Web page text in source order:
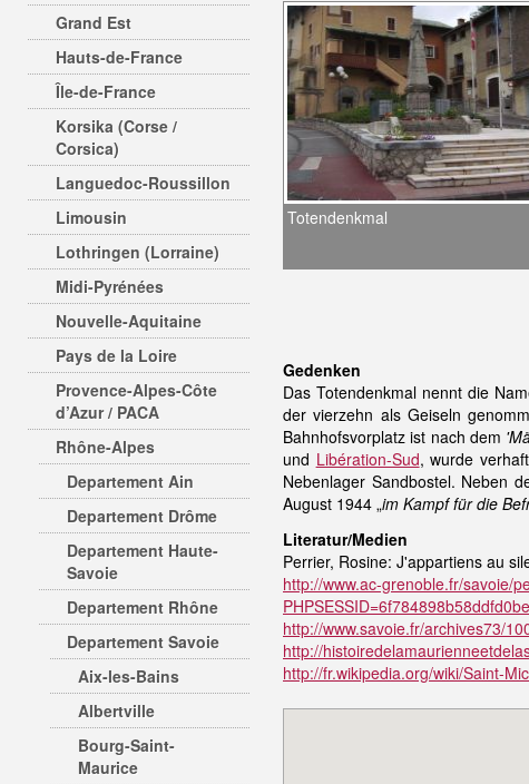
Grand Est
Hauts-de-France
Île-de-France
Korsika (Corse /
Corsica)
Languedoc-Roussillon
Limousin
Lothringen (Lorraine)
Midi-Pyrénées
Nouvelle-Aquitaine
Pays de la Loire
Provence-Alpes-Côte
d’Azur / PACA
Rhône-Alpes
Departement Ain
Departement Drôme
Departement Haute-
Savoie
Departement Rhône
Departement Savoie
Aix-les-Bains
Albertville
Bourg-Saint-
Maurice
Totendenkmal
Gedenken
Das Totendenkmal nennt die
der vierzehn als Geiseln
Bahnhofsvorplatz ist nach dem
und Libération-Sud, wurde
Nebenlager Sandbostel. Neben
August 1944 „im Kampf für die
Literatur/Medien
Perrier, Rosine: J'appartiens au
http://www.ac-grenoble.fr/savoie/
http://www.savoie.fr/archives73/
http://
http://fr.wikipedia.org/wiki/Saint-